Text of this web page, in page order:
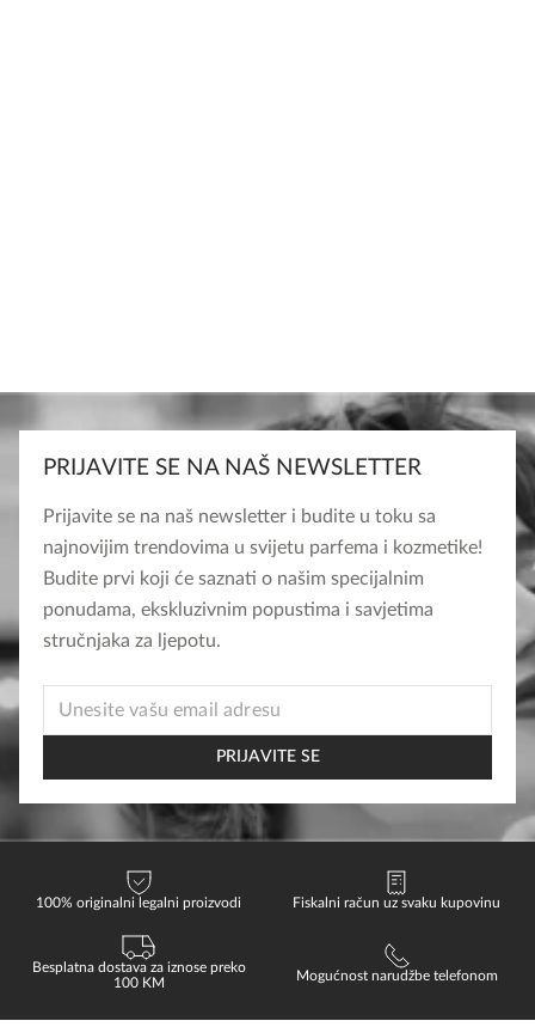
PRIJAVITE SE NA NAŠ NEWSLETTER
Prijavite se na naš newsletter i budite u toku sa
najnovijim trendovima u svijetu parfema i kozmetike!
Budite prvi koji će saznati o našim specijalnim
ponudama, ekskluzivnim popustima i savjetima
stručnjaka za ljepotu.
EMAIL
PRIJAVITE SE
100% originalni legalni proizvodi Fiskalni račun uz svaku kupovinu
Besplatna dostava za iznose preko
100 KM
Mogućnost narudžbe telefonom